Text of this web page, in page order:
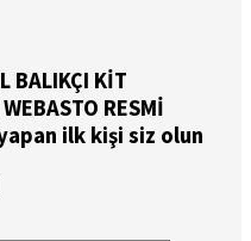
BALIKÇI KİT
RESMİ
ilk kişi siz olun